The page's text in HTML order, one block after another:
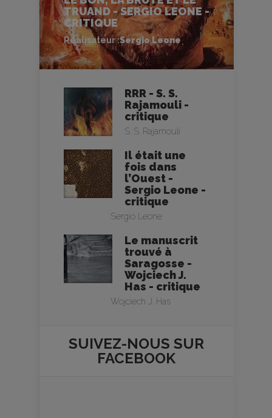
TRUAND - SERGIO LEONE -
CRITIQUE
Réalisateur :Sergio Leone
RRR - S. S.
Rajamouli -
critique
S. S. Rajamouli
Il était une
fois dans
l’Ouest -
Sergio Leone -
critique
Sergio Leone
Le manuscrit
trouvé à
Saragosse -
Wojciech J.
Has - critique
Wojciech J. Has
SUIVEZ-NOUS SUR
FACEBOOK